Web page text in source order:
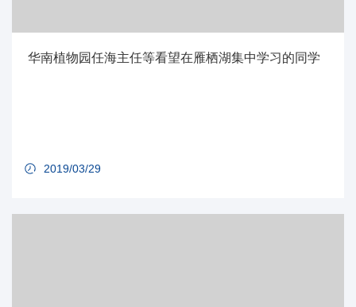
华南植物园任海主任等看望在雁栖湖集中学习的同学
2019/03/29